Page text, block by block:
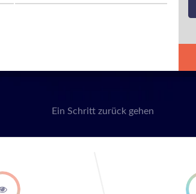
Ein Schritt zurück gehen
second step